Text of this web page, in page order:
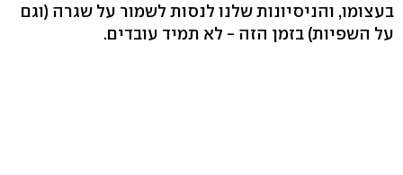
בעצומו, והניסיונות שלנו לנסות לשמור על שגרה (וגם
על השפיות) בזמן הזה - לא תמיד עובדים.